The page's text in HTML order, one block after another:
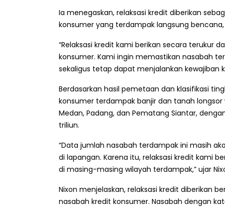
Ia menegaskan, relaksasi kredit diberikan
konsumer yang terdampak langsung
“Relaksasi kredit kami berikan secara terukur
konsumer. Kami ingin memastikan nasabah
sekaligus tetap dapat menjalankan kewajiban
Berdasarkan hasil pemetaan dan klasifikasi
konsumer terdampak banjir dan tanah longsor
Medan, Padang, dan Pematang Siantar,
triliun.
“Data jumlah nasabah terdampak ini masih
di lapangan. Karena itu, relaksasi kredit kami
di masing-masing wilayah terdampak,” ujar
Nixon menjelaskan, relaksasi kredit diberikan
nasabah kredit konsumer. Nasabah dengan